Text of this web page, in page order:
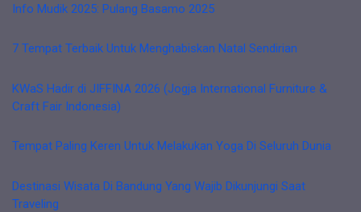
Info Mudik 2025: Pulang Basamo 2025
7 Tempat Terbaik Untuk Menghabiskan Natal Sendirian
KWaS Hadir di JIFFINA 2026 (Jogja International Furniture &
Craft Fair Indonesia)
Tempat Paling Keren Untuk Melakukan Yoga Di Seluruh Dunia
Destinasi Wisata Di Bandung Yang Wajib Dikunjungi Saat
Traveling